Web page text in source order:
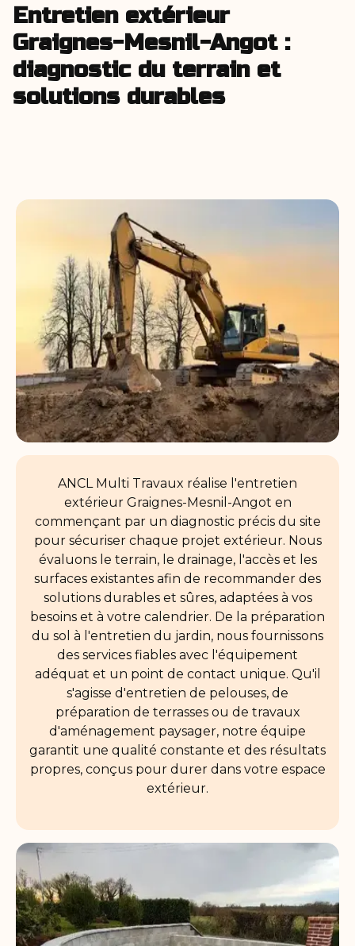
Entretien extérieur
Graignes-Mesnil-Angot :
diagnostic du terrain et
solutions durables
ANCL Multi Travaux réalise l'entretien
extérieur Graignes-Mesnil-Angot en
commençant par un diagnostic précis du site
pour sécuriser chaque projet extérieur. Nous
évaluons le terrain, le drainage, l'accès et les
surfaces existantes afin de recommander des
solutions durables et sûres, adaptées à vos
besoins et à votre calendrier. De la préparation
du sol à l'entretien du jardin, nous fournissons
des services fiables avec l'équipement
adéquat et un point de contact unique. Qu'il
s'agisse d'entretien de pelouses, de
préparation de terrasses ou de travaux
d'aménagement paysager, notre équipe
garantit une qualité constante et des résultats
propres, conçus pour durer dans votre espace
extérieur.